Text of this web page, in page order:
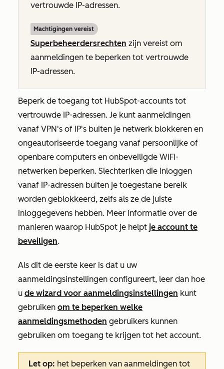
vertrouwde IP-adressen.
Machtigingen vereist
Superbeheerdersrechten zijn vereist om
aanmeldingen te beperken tot vertrouwde
IP-adressen.
Beperk de toegang tot HubSpot-accounts tot
vertrouwde IP-adressen. Je kunt aanmeldingen
vanaf VPN's of IP's buiten je netwerk blokkeren en
ongeautoriseerde toegang vanaf persoonlijke of
openbare computers en onbeveiligde WiFi-
netwerken beperken. Slechteriken die inloggen
vanaf IP-adressen buiten je toegestane bereik
worden geblokkeerd, zelfs als ze de juiste
inloggegevens hebben. Meer informatie over de
manieren waarop HubSpot je helpt je account te
beveiligen.
Als dit de eerste keer is dat u uw
aanmeldingsinstellingen configureert, leer dan hoe
u de wizard voor aanmeldingsinstellingen kunt
gebruiken om te beperken welke
aanmeldingsmethoden gebruikers kunnen
gebruiken om toegang te krijgen tot het account.
Let op: het beperken van aanmeldingen tot